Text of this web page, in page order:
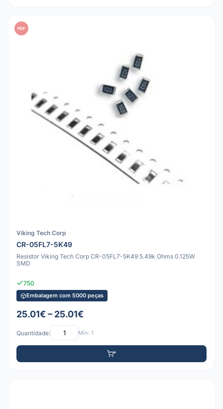
PDF
Viking Tech Corp
CR-05FL7-5K49
Resistor Viking Tech Corp CR-05FL7-5K49 5.49k Ohms 0.125W
SMD
750
Embalagem com 5000 peças
25.01€ – 25.01€
Quantidade: Mín: 1